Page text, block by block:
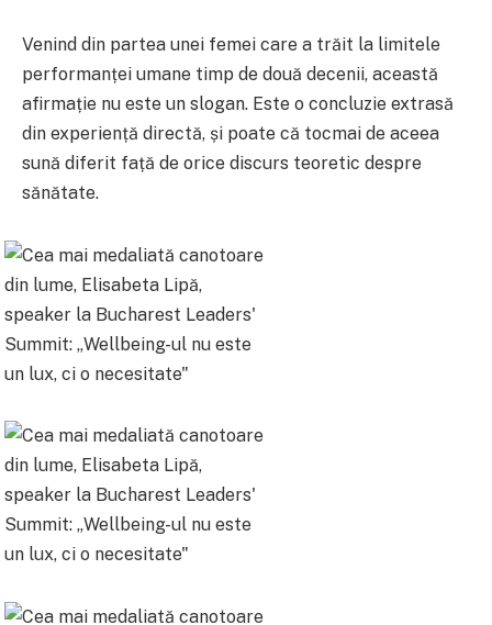
Venind din partea unei femei care a trăit la limitele
performanței umane timp de două decenii, această
afirmație nu este un slogan. Este o concluzie extrasă
din experiență directă, și poate că tocmai de aceea
sună diferit față de orice discurs teoretic despre
sănătate.